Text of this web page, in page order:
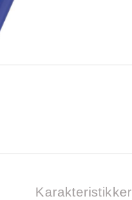
Karakteristikker